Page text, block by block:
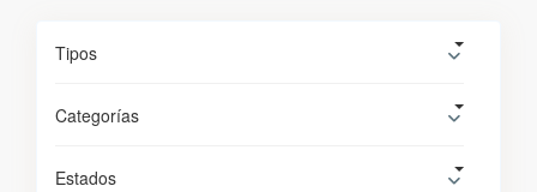
Tipos
Categorías
Estados